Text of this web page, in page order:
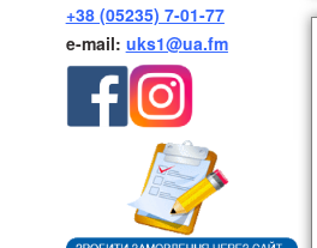
+38 (05235) 7-01-77
e-mail: uks1@ua.fm